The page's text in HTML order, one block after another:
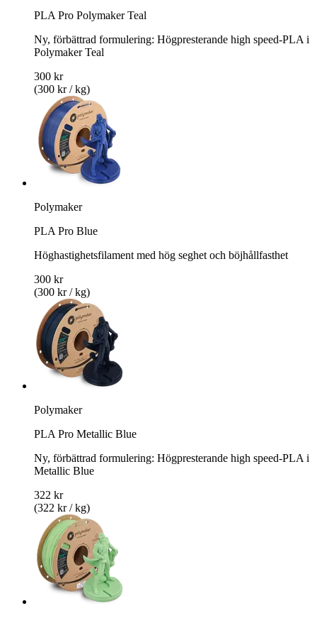
PLA Pro Polymaker Teal
Ny, förbättrad formulering: Högpresterande high speed-PLA i
Polymaker Teal
300 kr
(300 kr / kg)
Polymaker
PLA Pro Blue
Höghastighetsfilament med hög seghet och böjhållfasthet
300 kr
(300 kr / kg)
Polymaker
PLA Pro Metallic Blue
Ny, förbättrad formulering: Högpresterande high speed-PLA i
Metallic Blue
322 kr
(322 kr / kg)